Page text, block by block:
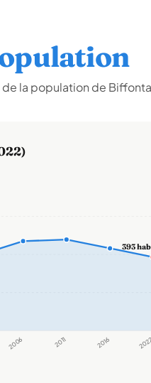
la population de
2006 2011 2016
393